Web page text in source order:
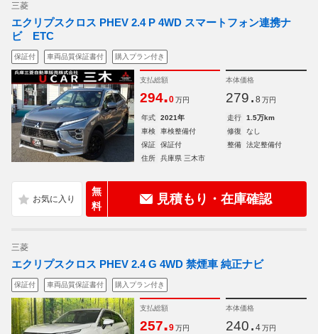
三菱
エクリプスクロス PHEV 2.4 P 4WD スマートフォン連携ナ
ビ ETC
保証付 車両品質保証書付 購入プラン付き
支払総額
294.0 万円
本体価格
279. 8 万円
年式 2021年 走行
1.5万km
車検
車検整備付 修復
なし
保証
保証付 整備
法定整備付
住所
兵庫県 三木市
無
料
見積もり・在庫確認
三菱
エクリプスクロス PHEV 2.4 G 4WD 禁煙車 純正ナビ
保証付 車両品質保証書付 購入プラン付き
支払総額
257.9 万円
本体価格
240. 4 万円